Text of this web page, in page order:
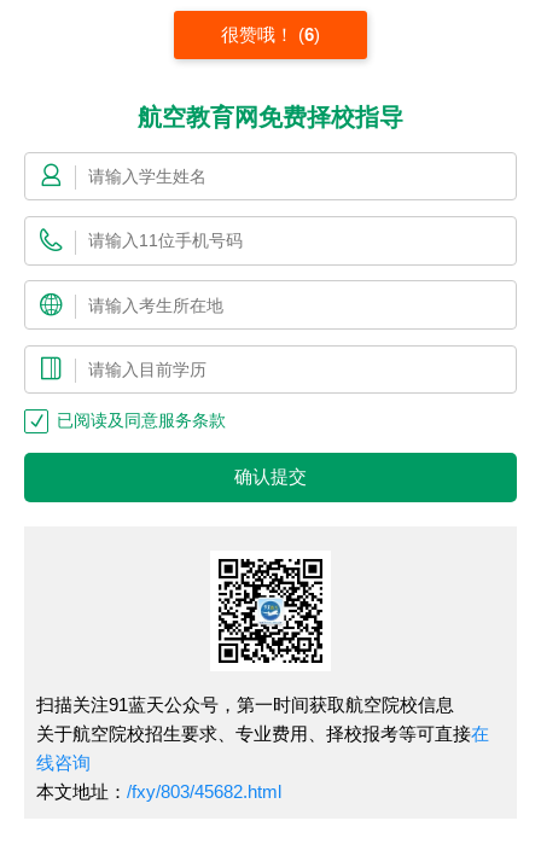
很赞哦！ (6)
航空教育网免费择校指导
已阅读及同意服务条款
确认提交
扫描关注91蓝天公众号，第一时间获取航空院校信息
关于航空院校招生要求、专业费用、择校报考等可直接在
线咨询
本文地址： /fxy/803/45682.html